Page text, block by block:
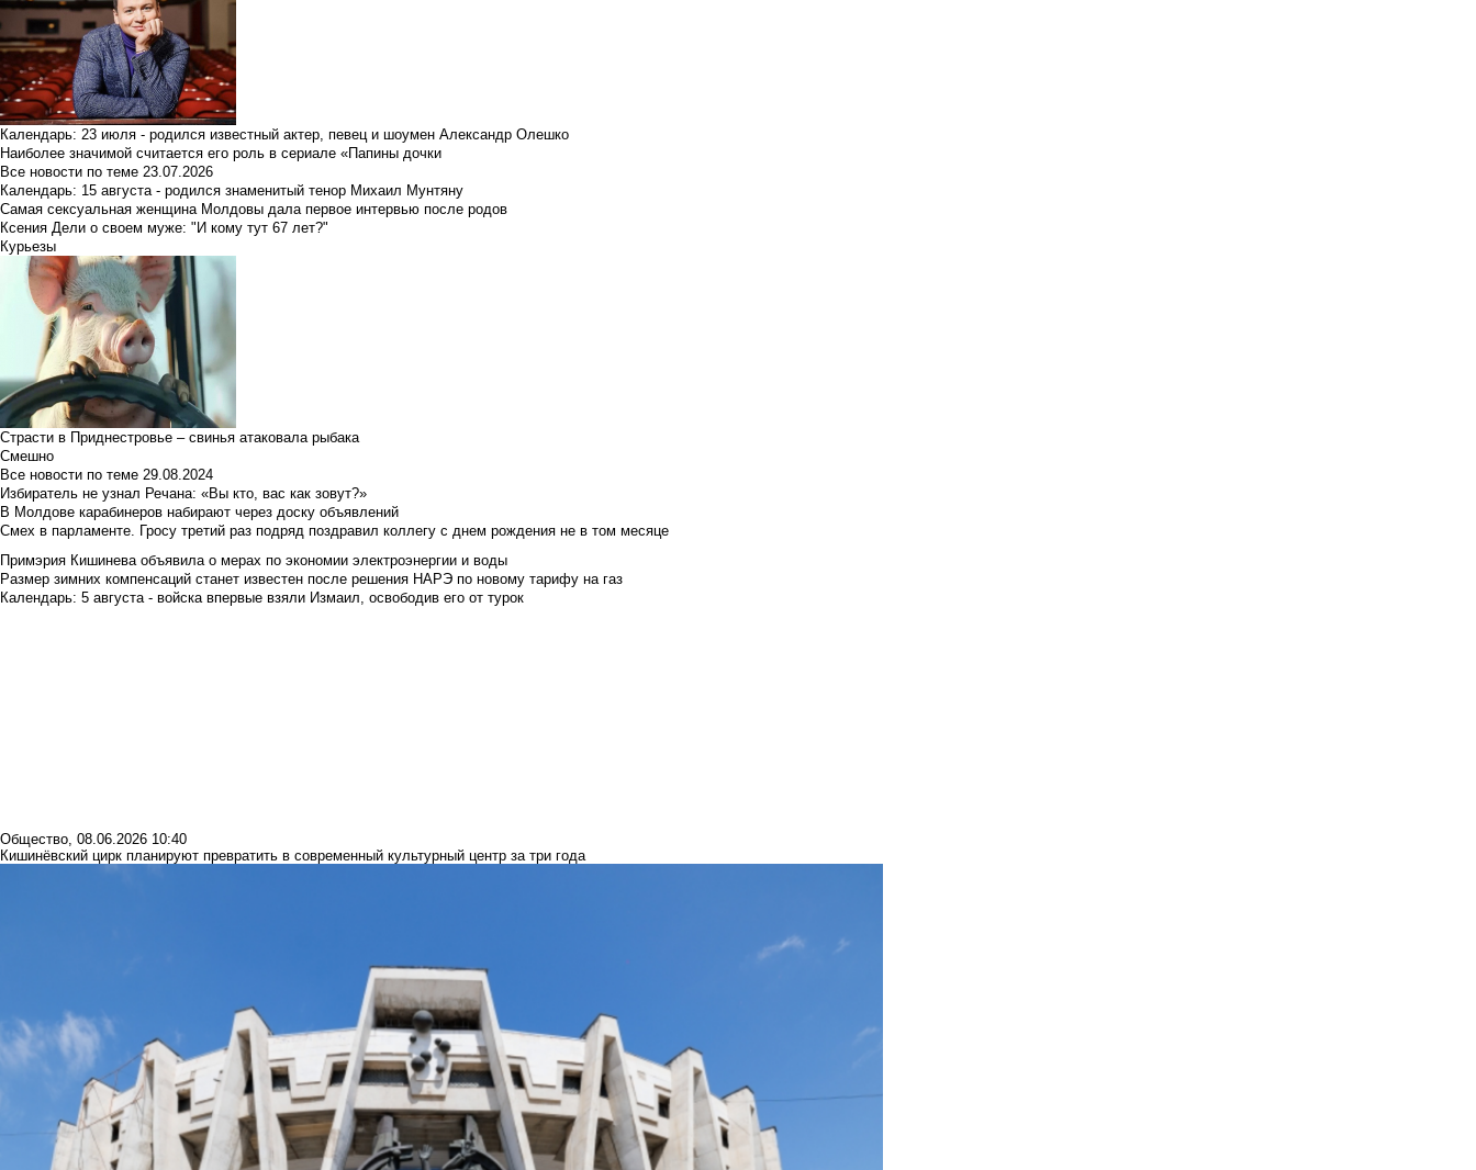
Календарь: 23 июля - родился известный актер, певец и шоумен Александр Олешко
Наиболее значимой считается его роль в сериале «Папины дочки
Все новости по теме 23.07.2026
Календарь: 15 августа - родился знаменитый тенор Михаил Мунтяну
Самая сексуальная женщина Молдовы дала первое интервью после родов
Ксения Дели о своем муже: "И кому тут 67 лет?"
Курьезы
Страсти в Приднестровье – свинья атаковала рыбака
Смешно
Все новости по теме 29.08.2024
Избиратель не узнал Речана: «Вы кто, вас как зовут?»
В Молдове карабинеров набирают через доску объявлений
Смех в парламенте. Гросу третий раз подряд поздравил коллегу с днем рождения не в том месяце
Примэрия Кишинева объявила о мерах по экономии электроэнергии и воды
Размер зимних компенсаций станет известен после решения НАРЭ по новому тарифу на газ
Календарь: 5 августа - войска впервые взяли Измаил, освободив его от турок
Общество, 08.06.2026 10:40
Кишинёвский цирк планируют превратить в современный культурный центр за три года